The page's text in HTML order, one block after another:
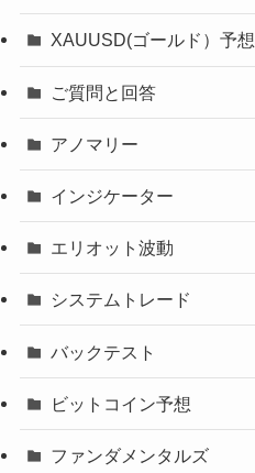
XAUUSD(ゴールド）予想
ご質問と回答
アノマリー
インジケーター
エリオット波動
システムトレード
バックテスト
ビットコイン予想
ファンダメンタルズ